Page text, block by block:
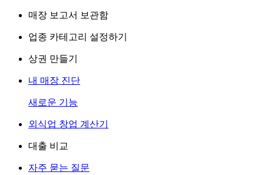
매장 보고서 보관함
업종 카테고리 설정하기
상권 만들기
내 매장 진단
새로운 기능
외식업 창업 계산기
대출 비교
자주 묻는 질문